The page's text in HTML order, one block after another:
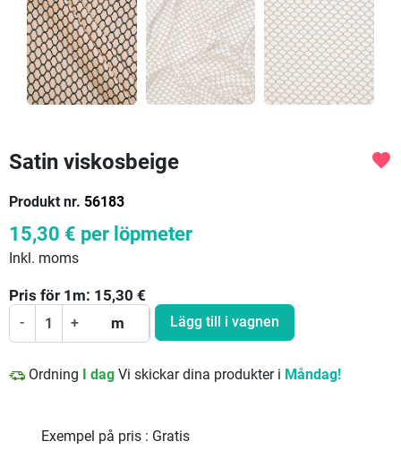
Satin viskosbeige
Produkt nr. 56183
favorite
15,30 € per löpmeter
Inkl. moms
Pris för 1 m: 15,30 €
- + m Lägg till i vagnen
Ordning I dag Vi skickar dina produkter i Måndag!
Exempel på pris : Gratis